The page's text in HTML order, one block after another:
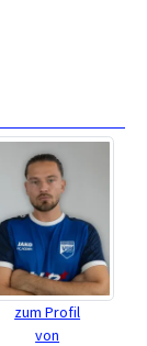
zum Profil
von